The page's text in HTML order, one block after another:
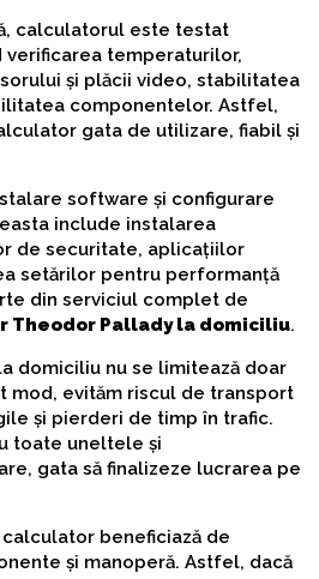
calculatorul este testat
temperaturilor,
și plăcii video, stabilitatea
componentelor. Astfel,
gata de utilizare, fiabil și
software și configurare
include instalarea
de securitate, aplicațiilor
setărilor pentru performanță
din serviciul complet de
Theodor Pallady la domiciliu.
domiciliu nu se limitează doar
mod, evităm riscul de transport
și pierderi de timp în trafic.
toate uneltele și
gata să finalizeze lucrarea pe
beneficiază de
și manoperă. Astfel, dacă